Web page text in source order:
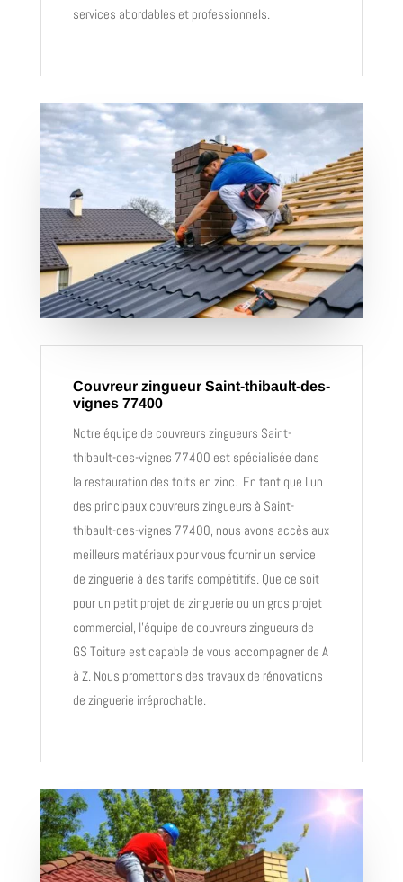
services abordables et professionnels.
Couvreur zingueur Saint-thibault-des-
vignes 77400
Notre équipe de couvreurs zingueurs Saint-
thibault-des-vignes 77400 est spécialisée dans
la restauration des toits en zinc. En tant que l’un
des principaux couvreurs zingueurs à Saint-
thibault-des-vignes 77400, nous avons accès aux
meilleurs matériaux pour vous fournir un service
de zinguerie à des tarifs compétitifs. Que ce soit
pour un petit projet de zinguerie ou un gros projet
commercial, l’équipe de couvreurs zingueurs de
GS Toiture est capable de vous accompagner de A
à Z. Nous promettons des travaux de rénovations
de zinguerie irréprochable.